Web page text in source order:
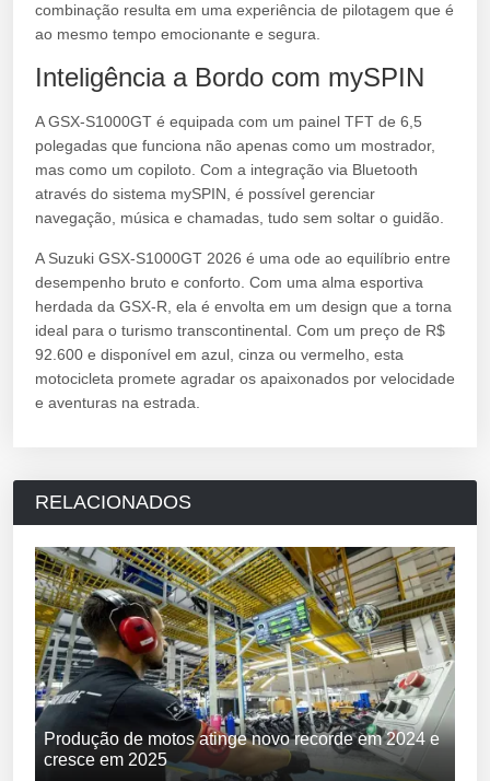
combinação resulta em uma experiência de pilotagem que é
ao mesmo tempo emocionante e segura.
Inteligência a Bordo com mySPIN
A GSX-S1000GT é equipada com um painel TFT de 6,5
polegadas que funciona não apenas como um mostrador,
mas como um copiloto. Com a integração via Bluetooth
através do sistema mySPIN, é possível gerenciar
navegação, música e chamadas, tudo sem soltar o guidão.
A Suzuki GSX-S1000GT 2026 é uma ode ao equilíbrio entre
desempenho bruto e conforto. Com uma alma esportiva
herdada da GSX-R, ela é envolta em um design que a torna
ideal para o turismo transcontinental. Com um preço de R$
92.600 e disponível em azul, cinza ou vermelho, esta
motocicleta promete agradar os apaixonados por velocidade
e aventuras na estrada.
RELACIONADOS
Produção de motos atinge novo recorde em 2024 e
cresce em 2025